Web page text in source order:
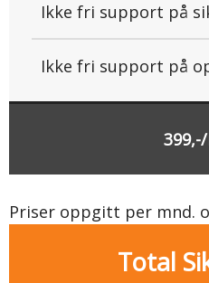
Ikke fri support på
Ikke fri support på
Priser oppgitt per mnd.
Total